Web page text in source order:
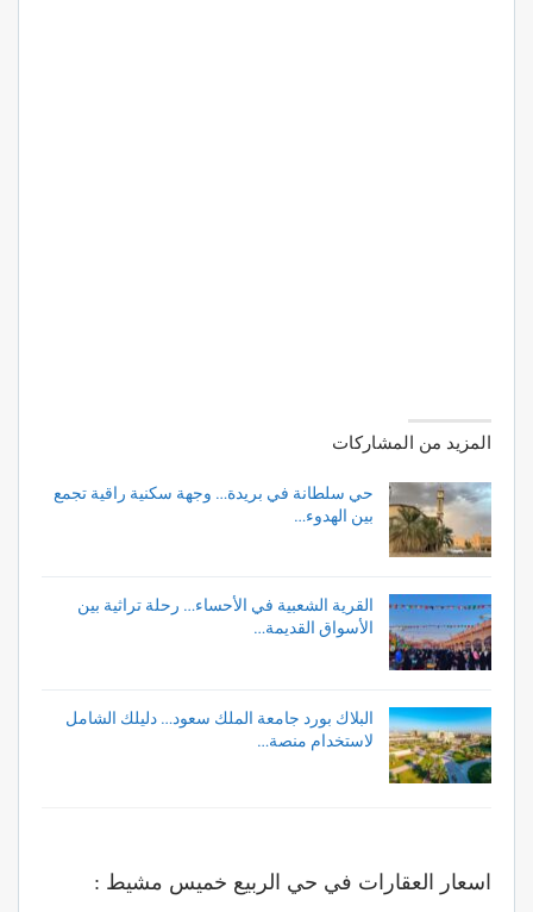
المزيد من المشاركات
حي سلطانة في بريدة… وجهة سكنية راقية تجمع
بين الهدوء…
القرية الشعبية في الأحساء… رحلة تراثية بين
الأسواق القديمة…
البلاك بورد جامعة الملك سعود… دليلك الشامل
لاستخدام منصة…
اسعار العقارات في حي الربيع خميس مشيط :